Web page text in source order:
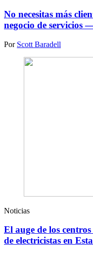
No necesitas más
negocio de servicios
Por Scott Baradell
Noticias
El auge de los
de electricistas en